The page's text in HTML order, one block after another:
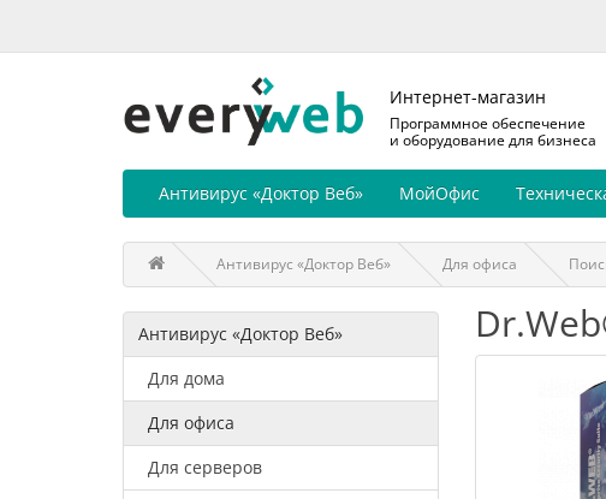
Интернет-магазин
Программное обеспечение
и оборудование для бизнеса
Антивирус «Доктор Веб» МойОфис
Антивирус «Доктор Веб» Для офиса
Антивирус «Доктор Веб»
Для дома
Для офиса
Для серверов